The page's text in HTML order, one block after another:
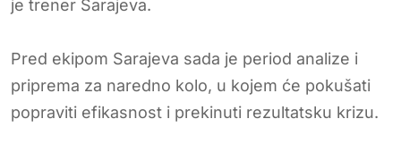
je trener Sarajeva.
Pred ekipom Sarajeva sada je period analize i
priprema za naredno kolo, u kojem će pokušati
popraviti efikasnost i prekinuti rezultatsku krizu.